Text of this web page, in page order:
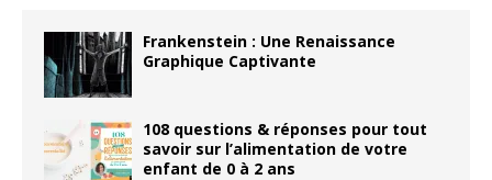
Frankenstein : Une Renaissance
Graphique Captivante
108 questions & réponses pour tout
savoir sur l’alimentation de votre
enfant de 0 à 2 ans